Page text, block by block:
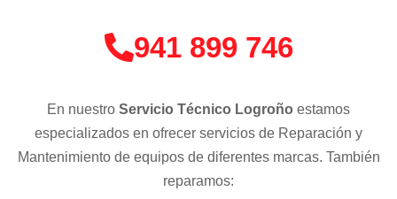
941 899 746
En nuestro Servicio Técnico Logroño estamos
especializados en ofrecer servicios de Reparación y
Mantenimiento de equipos de diferentes marcas. También
reparamos: